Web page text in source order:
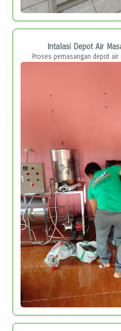
Intalasi Depot Air
Proses pemasangan depot